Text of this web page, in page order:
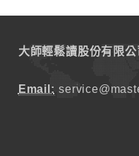
大師輕鬆讀股份有限公
Email: